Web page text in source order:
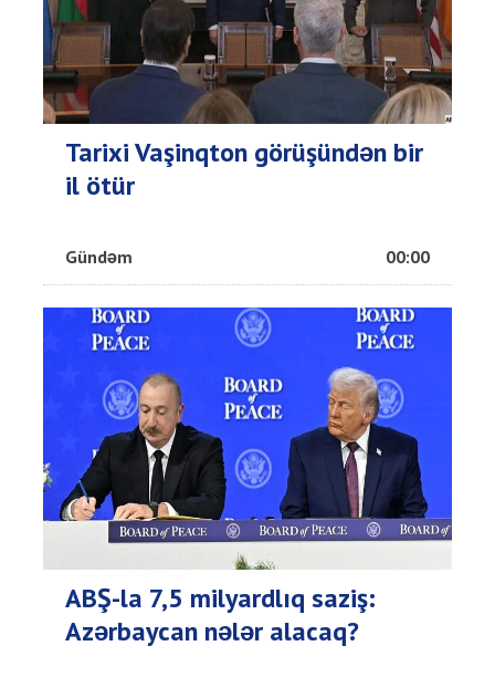
Tarixi Vaşinqton görüşündən bir
il ötür
Gündəm 00:00
ABŞ-la 7,5 milyardlıq saziş:
Azərbaycan nələr alacaq?